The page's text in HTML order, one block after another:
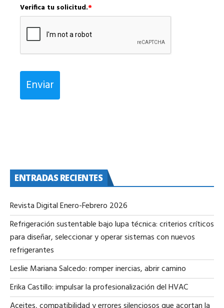
Verifica tu solicitud.*
Enviar
ENTRADAS RECIENTES
Revista Digital Enero-Febrero 2026
Refrigeración sustentable bajo lupa técnica: criterios críticos
para diseñar, seleccionar y operar sistemas con nuevos
refrigerantes
Leslie Mariana Salcedo: romper inercias, abrir camino
Erika Castillo: impulsar la profesionalización del HVAC